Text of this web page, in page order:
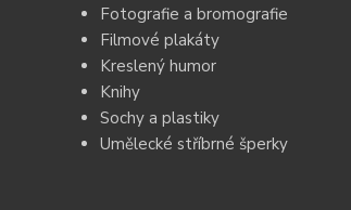
Fotografie a bromografie
Filmové plakáty
Kreslený humor
Knihy
Sochy a plastiky
Umělecké stříbrné šperky